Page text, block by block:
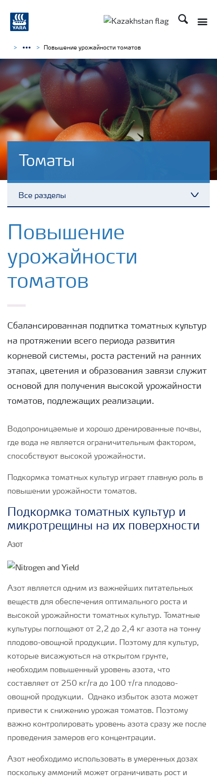
Поиск
Томаты
Все разделы
Удобрения Yara
Культуры
Инструменты и сервисы
Повышение урожайности томатов
Повышение
урожайности
томатов
Сбалансированная подпитка томатных культур
на протяжении всего периода развития
корневой системы, роста растений на ранних
этапах, цветения и образования завязи служит
основой для получения высокой урожайности
томатов, подлежащих реализации.
Водопроницаемые и хорошо дренированные почвы,
где вода не является ограничительным фактором,
способствуют высокой урожайности.
Подкормка томатных культур играет главную роль в
повышении урожайности томатов.
Подкормка томатных культур и
микротрещины на их поверхности
Азот
Азот является одним из важнейших питательных
веществ для обеспечения оптимального роста и
высокой урожайности томатных культур. Томатные
культуры поглощают от 2,2 до 2,4 кг азота на тонну
плодово-овощной продукции. Поэтому для культур,
которые висажуються на открытом грунте,
необходим повышенный уровень азота, что
составляет от 250 кг/га до 100 т/га плодово-
овощной продукции. Однако избыток азота может
привести к снижению урожая томатов. Поэтому
важно контролировать уровень азота сразу же после
проведения замеров его концентрации.
Азот необходимо использовать в умеренных дозах
поскольку аммоний может ограничивать рост и